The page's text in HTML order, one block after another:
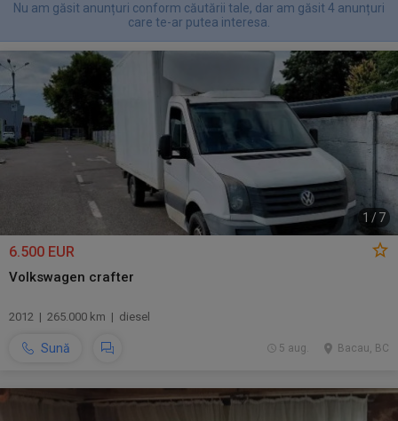
Nu am găsit anunțuri conform căutării tale, dar am găsit 4 anunțuri
care te-ar putea interesa.
1 / 7
6.500 EUR
Volkswagen crafter
2012 | 265.000 km | diesel
Sună Bacau, BC
5 aug.